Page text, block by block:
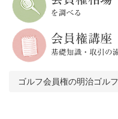
ゴルフ会員権の明治ゴルフ